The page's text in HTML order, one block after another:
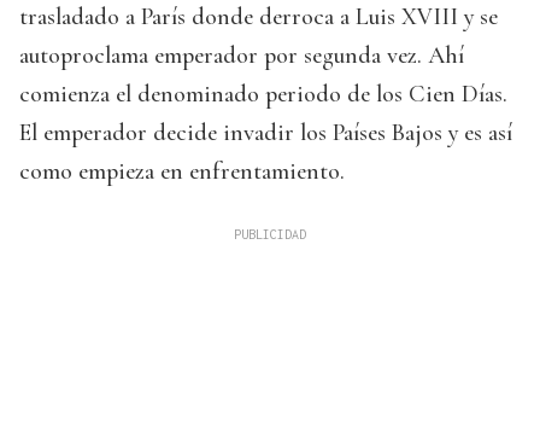
trasladado a París donde derroca a Luis XVIII y se
autoproclama emperador por segunda vez. Ahí
comienza el denominado periodo de los Cien Días.
El emperador decide invadir los Países Bajos y es así
como empieza en enfrentamiento.